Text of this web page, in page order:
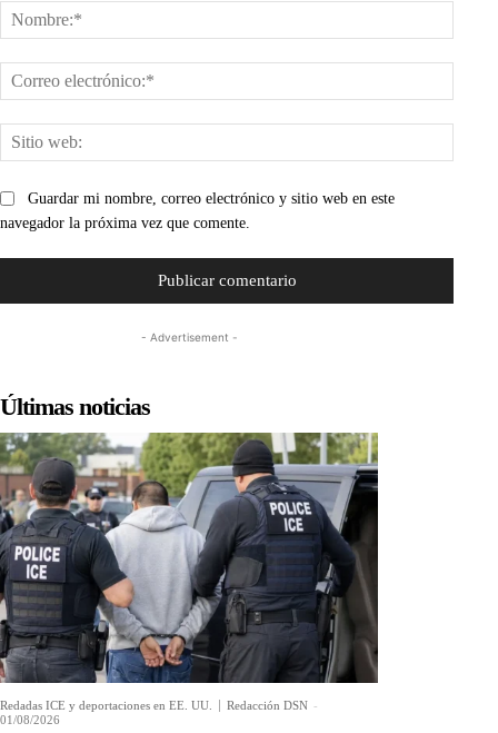
web:
Guardar mi nombre, correo electrónico y sitio web en este
navegador la próxima vez que comente.
- Advertisement -
Últimas noticias
Redadas ICE y deportaciones en EE. UU. Redacción DSN -
01/08/2026